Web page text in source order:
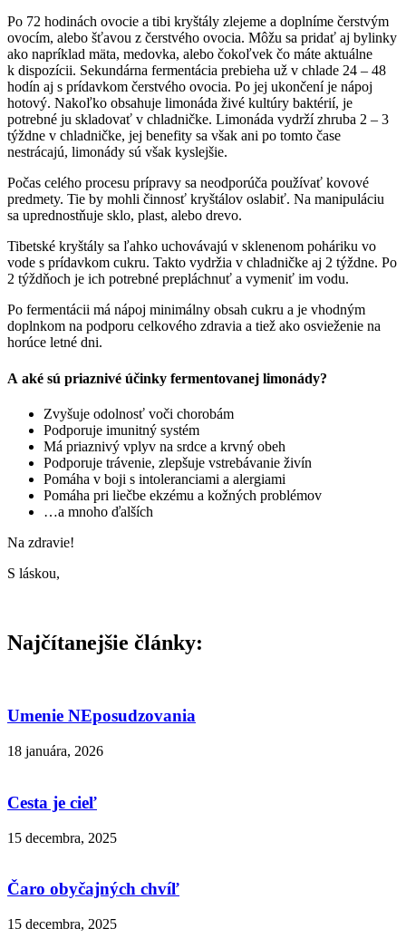
Po 72 hodinách ovocie a tibi kryštály zlejeme a doplníme čerstvým
ovocím, alebo šťavou z čerstvého ovocia. Môžu sa pridať aj bylinky
ako napríklad mäta, medovka, alebo čokoľvek čo máte aktuálne
k dispozícii. Sekundárna fermentácia prebieha už v chlade 24 – 48
hodín aj s prídavkom čerstvého ovocia. Po jej ukončení je nápoj
hotový. Nakoľko obsahuje limonáda živé kultúry baktérií, je
potrebné ju skladovať v chladničke. Limonáda vydrží zhruba 2 – 3
týždne v chladničke, jej benefity sa však ani po tomto čase
nestrácajú, limonády sú však kyslejšie.
Počas celého procesu prípravy sa neodporúča používať kovové
predmety. Tie by mohli činnosť kryštálov oslabiť. Na manipuláciu
sa uprednostňuje sklo, plast, alebo drevo.
Tibetské kryštály sa ľahko uchovávajú v sklenenom poháriku vo
vode s prídavkom cukru. Takto vydržia v chladničke aj 2 týždne. Po
2 týždňoch je ich potrebné prepláchnuť a vymeniť im vodu.
Po fermentácii má nápoj minimálny obsah cukru a je vhodným
doplnkom na podporu celkového zdravia a tiež ako osvieženie na
horúce letné dni.
A aké sú priaznivé účinky fermentovanej limonády?
Zvyšuje odolnosť voči chorobám
Podporuje imunitný systém
Má priaznivý vplyv na srdce a krvný obeh
Podporuje trávenie, zlepšuje vstrebávanie živín
Pomáha v boji s intoleranciami a alergiami
Pomáha pri liečbe ekzému a kožných problémov
…a mnoho ďalších
Na zdravie!
S láskou,
Najčítanejšie články:
Umenie NEposudzovania
18 januára, 2026
Cesta je cieľ
15 decembra, 2025
Čaro obyčajných chvíľ
15 decembra, 2025